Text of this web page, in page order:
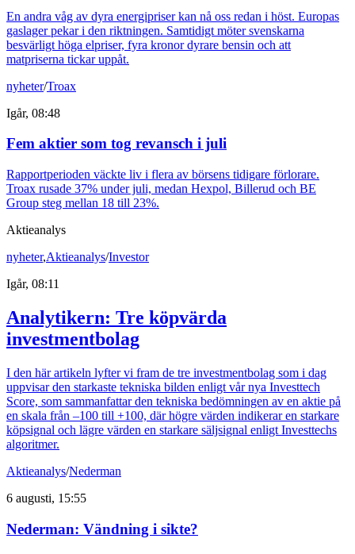
En andra våg av dyra energipriser kan nå oss redan i höst. Europas
gaslager pekar i den riktningen. Samtidigt möter svenskarna
besvärligt höga elpriser, fyra kronor dyrare bensin och att
matpriserna tickar uppåt.
nyheter/Troax
Igår, 08:48
Fem aktier som tog revansch i juli
Rapportperioden väckte liv i flera av börsens tidigare förlorare.
Troax rusade 37% under juli, medan Hexpol, Billerud och BE
Group steg mellan 18 till 23%.
Aktieanalys
nyheter,Aktieanalys/Investor
Igår, 08:11
Analytikern: Tre köpvärda
investmentbolag
I den här artikeln lyfter vi fram de tre investmentbolag som i dag
uppvisar den starkaste tekniska bilden enligt vår nya Investtech
Score, som sammanfattar den tekniska bedömningen av en aktie på
en skala från –100 till +100, där högre värden indikerar en starkare
köpsignal och lägre värden en starkare säljsignal enligt Investtechs
algoritmer.
Aktieanalys/Nederman
6 augusti, 15:55
Nederman: Vändning i sikte?